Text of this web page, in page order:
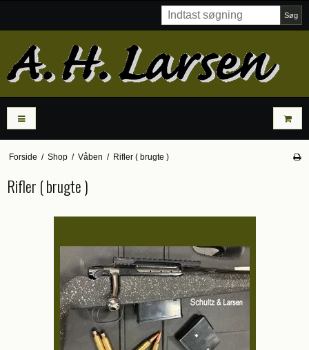
Søg
Forside / Shop / Våben / Rifler ( brugte )
Rifler ( brugte )